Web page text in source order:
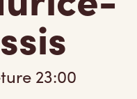
23:00